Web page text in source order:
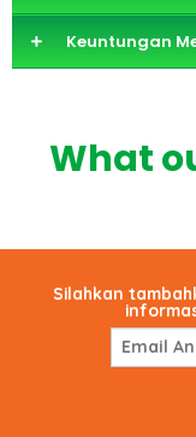
Keuntungan
What
Silahkan